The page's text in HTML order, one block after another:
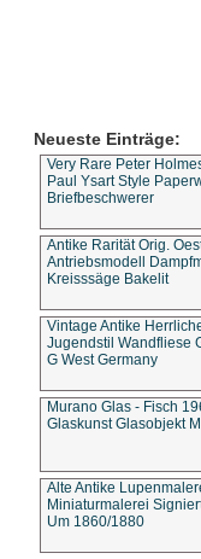
Neueste Einträge:
Very Rare Peter
Paul Ysart Style
Briefbeschwerer
Antike Rarität Orig.
Antriebsmodell
Kreisssäge Bakelit
Vintage Antike
Jugendstil Wandfliese
G West Germany
Murano Glas - Fisch
Glaskunst Glasobjekt
Alte Antike
Miniaturmalerei
Um 1860/1880